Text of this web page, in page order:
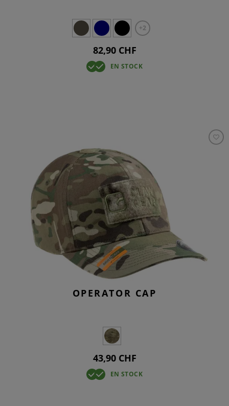
+2
82,90 CHF
EN STOCK
OPERATOR CAP
43,90 CHF
EN STOCK